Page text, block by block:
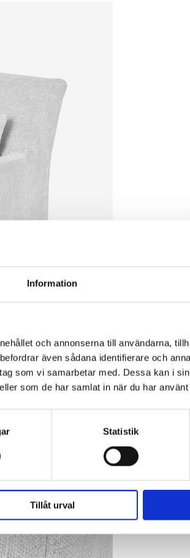
Information
och annonserna till användarna,
även sådana identifierare och
som vi samarbetar med. Dessa kan i
som de har samlat in när du har
Statistik
Tillåt urval